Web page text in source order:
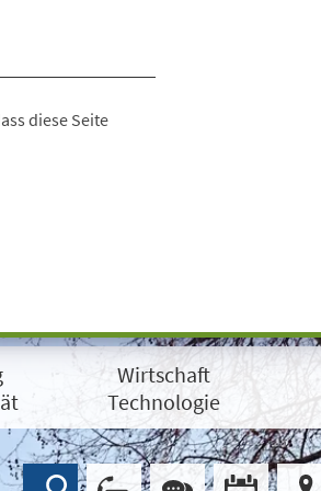
diese Seite
Wirtschaft
Technologie